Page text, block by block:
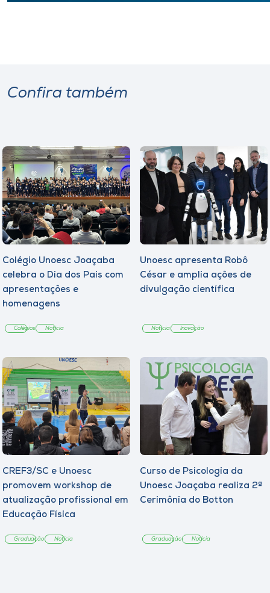
Confira também
Colégio Unoesc Joaçaba
celebra o Dia dos Pais com
apresentações e
homenagens
Colégios Notícia
Unoesc apresenta Robô
César e amplia ações de
divulgação científica
Notícia Inovação
CREF3/SC e Unoesc
promovem workshop de
atualização profissional em
Educação Física
Graduação Notícia
Curso de Psicologia da
Unoesc Joaçaba realiza 2ª
Cerimônia do Botton
Graduação Notícia